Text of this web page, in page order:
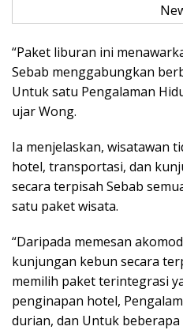
“Paket liburan ini
Sebab menggabungkan
Untuk satu Pengalaman
ujar Wong.
Ia menjelaskan, wisatawan
hotel, transportasi, dan
secara terpisah Sebab
satu paket wisata.
“Daripada memesan
kunjungan kebun secara
memilih paket terintegrasi
penginapan hotel,
durian, dan Untuk